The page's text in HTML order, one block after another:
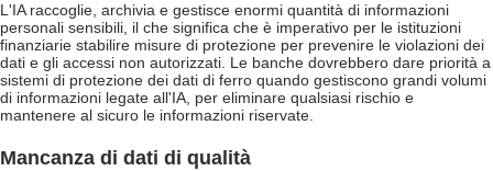
L'IA raccoglie, archivia e gestisce enormi quantità di informazioni
personali sensibili, il che significa che è imperativo per le istituzioni
finanziarie stabilire misure di protezione per prevenire le violazioni dei
dati e gli accessi non autorizzati. Le banche dovrebbero dare priorità a
sistemi di protezione dei dati di ferro quando gestiscono grandi volumi
di informazioni legate all'IA, per eliminare qualsiasi rischio e
mantenere al sicuro le informazioni riservate.
Mancanza di dati di qualità